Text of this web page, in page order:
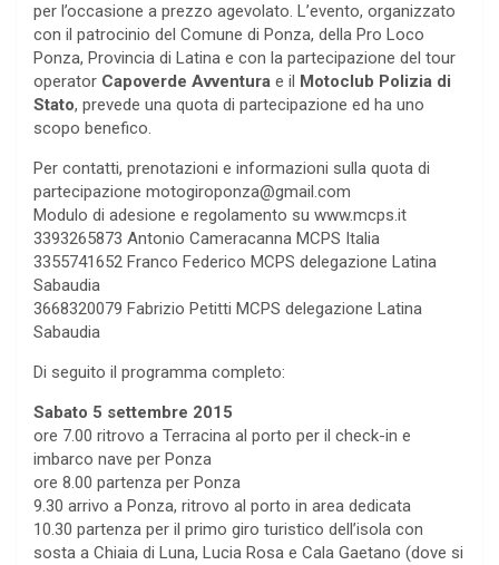
per l’occasione a prezzo agevolato. L’evento, organizzato
con il patrocinio del Comune di Ponza, della Pro Loco
Ponza, Provincia di Latina e con la partecipazione del tour
operator Capoverde Avventura e il Motoclub Polizia di
Stato, prevede una quota di partecipazione ed ha uno
scopo benefico.
Per contatti, prenotazioni e informazioni sulla quota di
partecipazione motogiroponza@gmail.com
Modulo di adesione e regolamento su www.mcps.it
3393265873 Antonio Cameracanna MCPS Italia
3355741652 Franco Federico MCPS delegazione Latina
Sabaudia
3668320079 Fabrizio Petitti MCPS delegazione Latina
Sabaudia
Di seguito il programma completo:
Sabato 5 settembre 2015
ore 7.00 ritrovo a Terracina al porto per il check-in e
imbarco nave per Ponza
ore 8.00 partenza per Ponza
9.30 arrivo a Ponza, ritrovo al porto in area dedicata
10.30 partenza per il primo giro turistico dell’isola con
sosta a Chiaia di Luna, Lucia Rosa e Cala Gaetano (dove si